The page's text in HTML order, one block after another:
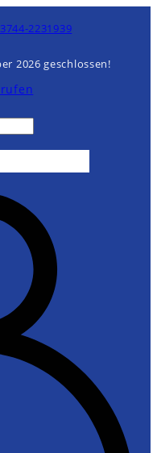
2231939
2026 geschlossen!